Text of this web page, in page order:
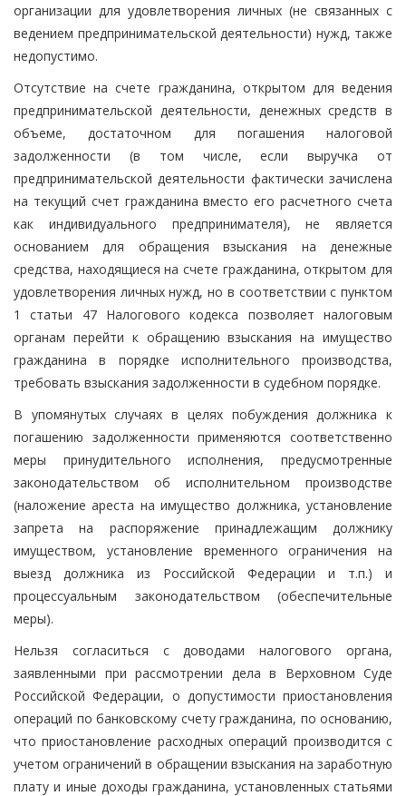
организации для удовлетворения личных (не связанных с
ведением предпринимательской деятельности) нужд, также
недопустимо.
Отсутствие на счете гражданина, открытом для ведения
предпринимательской деятельности, денежных средств в
объеме, достаточном для погашения налоговой
задолженности (в том числе, если выручка от
предпринимательской деятельности фактически зачислена
на текущий счет гражданина вместо его расчетного счета
как индивидуального предпринимателя), не является
основанием для обращения взыскания на денежные
средства, находящиеся на счете гражданина, открытом для
удовлетворения личных нужд, но в соответствии с пунктом
1 статьи 47 Налогового кодекса позволяет налоговым
органам перейти к обращению взыскания на имущество
гражданина в порядке исполнительного производства,
требовать взыскания задолженности в судебном порядке.
В упомянутых случаях в целях побуждения должника к
погашению задолженности применяются соответственно
меры принудительного исполнения, предусмотренные
законодательством об исполнительном производстве
(наложение ареста на имущество должника, установление
запрета на распоряжение принадлежащим должнику
имуществом, установление временного ограничения на
выезд должника из Российской Федерации и т.п.) и
процессуальным законодательством (обеспечительные
меры).
Нельзя согласиться с доводами налогового органа,
заявленными при рассмотрении дела в Верховном Суде
Российской Федерации, о допустимости приостановления
операций по банковскому счету гражданина, по основанию,
что приостановление расходных операций производится с
учетом ограничений в обращении взыскания на заработную
плату и иные доходы гражданина, установленных статьями